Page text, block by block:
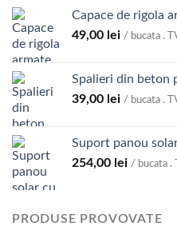
Capace de rigola
49,00 lei / bucata .
Spalieri din beton
39,00 lei / bucata .
Suport panou
254,00 lei / bucata .
PRODUSE PROVOVATE